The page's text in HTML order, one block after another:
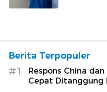
Berita Terpopuler
#1
Respons China
Cepat Ditanggung